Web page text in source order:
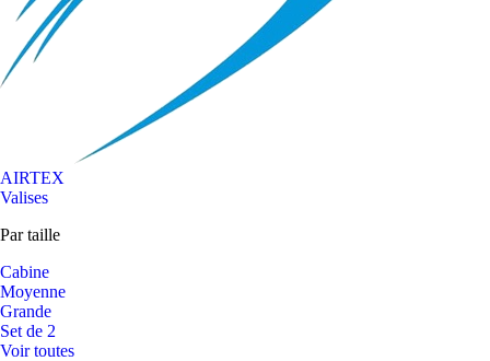
AIRTEX
Valises
Par taille
Cabine
Moyenne
Grande
Set de 2
Voir toutes